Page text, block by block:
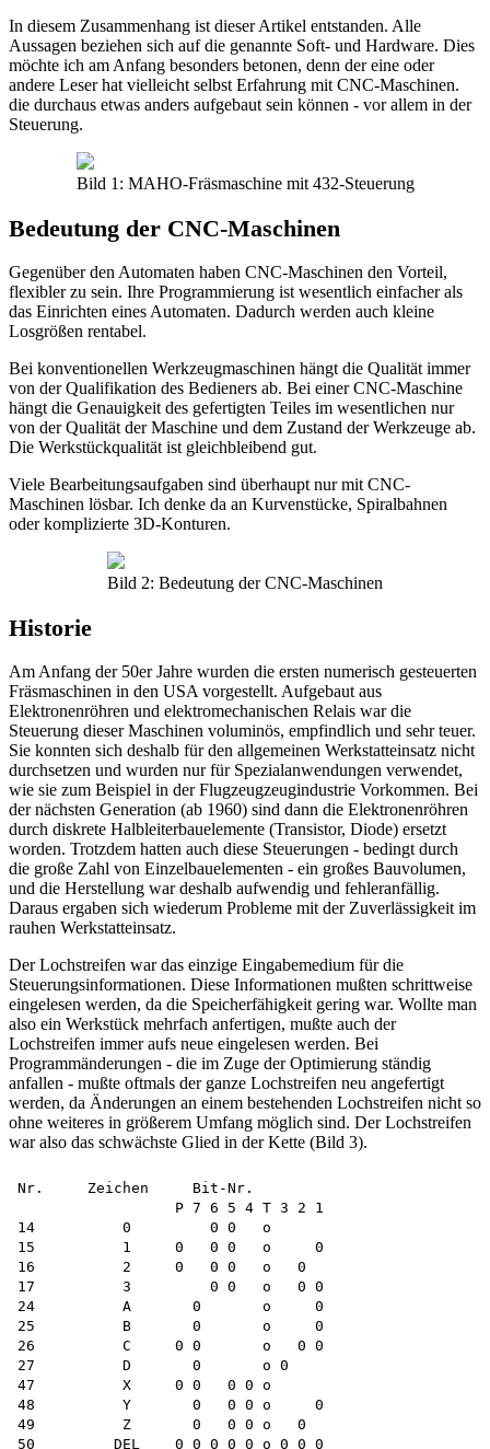
In diesem Zusammenhang ist dieser Artikel entstanden. Alle
Aussagen beziehen sich auf die genannte Soft- und Hardware. Dies
möchte ich am Anfang besonders betonen, denn der eine oder
andere Leser hat vielleicht selbst Erfahrung mit CNC-Maschinen.
die durchaus etwas anders aufgebaut sein können - vor allem in der
Steuerung.
Bild 1: MAHO-Fräsmaschine mit 432-Steuerung
Bedeutung der CNC-Maschinen
Gegenüber den Automaten haben CNC-Maschinen den Vorteil,
flexibler zu sein. Ihre Programmierung ist wesentlich einfacher als
das Einrichten eines Automaten. Dadurch werden auch kleine
Losgrößen rentabel.
Bei konventionellen Werkzeugmaschinen hängt die Qualität immer
von der Qualifikation des Bedieners ab. Bei einer CNC-Maschine
hängt die Genauigkeit des gefertigten Teiles im wesentlichen nur
von der Qualität der Maschine und dem Zustand der Werkzeuge ab.
Die Werkstückqualität ist gleichbleibend gut.
Viele Bearbeitungsaufgaben sind überhaupt nur mit CNC-
Maschinen lösbar. Ich denke da an Kurvenstücke, Spiralbahnen
oder komplizierte 3D-Konturen.
Bild 2: Bedeutung der CNC-Maschinen
Historie
Am Anfang der 50er Jahre wurden die ersten numerisch gesteuerten
Fräsmaschinen in den USA vorgestellt. Aufgebaut aus
Elektronenröhren und elektromechanischen Relais war die
Steuerung dieser Maschinen voluminös, empfindlich und sehr teuer.
Sie konnten sich deshalb für den allgemeinen Werkstatteinsatz nicht
durchsetzen und wurden nur für Spezialanwendungen verwendet,
wie sie zum Beispiel in der Flugzeugzeugindustrie Vorkommen. Bei
der nächsten Generation (ab 1960) sind dann die Elektronenröhren
durch diskrete Halbleiterbauelemente (Transistor, Diode) ersetzt
worden. Trotzdem hatten auch diese Steuerungen - bedingt durch
die große Zahl von Einzelbauelementen - ein großes Bauvolumen,
und die Herstellung war deshalb aufwendig und fehleranfällig.
Daraus ergaben sich wiederum Probleme mit der Zuverlässigkeit im
rauhen Werkstatteinsatz.
Der Lochstreifen war das einzige Eingabemedium für die
Steuerungsinformationen. Diese Informationen mußten schrittweise
eingelesen werden, da die Speicherfähigkeit gering war. Wollte man
also ein Werkstück mehrfach anfertigen, mußte auch der
Lochstreifen immer aufs neue eingelesen werden. Bei
Programmänderungen - die im Zuge der Optimierung ständig
anfallen - mußte oftmals der ganze Lochstreifen neu angefertigt
werden, da Änderungen an einem bestehenden Lochstreifen nicht so
ohne weiteres in größerem Umfang möglich sind. Der Lochstreifen
war also das schwächste Glied in der Kette (Bild 3).
Nr.     Zeichen     Bit-Nr.
                  P 7 6 5 4 T 3 2 1
14          0         0 0   o
15          1     0   0 0   o     0
16          2     0   0 0   o   0
17          3         0 0   o   0 0
24          A       0       o     0
25          B       0       o     0
26          C     0 0       o   0 0
27          D       0       o 0
47          X     0 0   0 0 o
48          Y       0   0 0 o     0
49          Z       0   0 0 o   0